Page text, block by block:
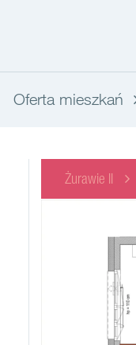
Oferta mieszkań
Żurawie II